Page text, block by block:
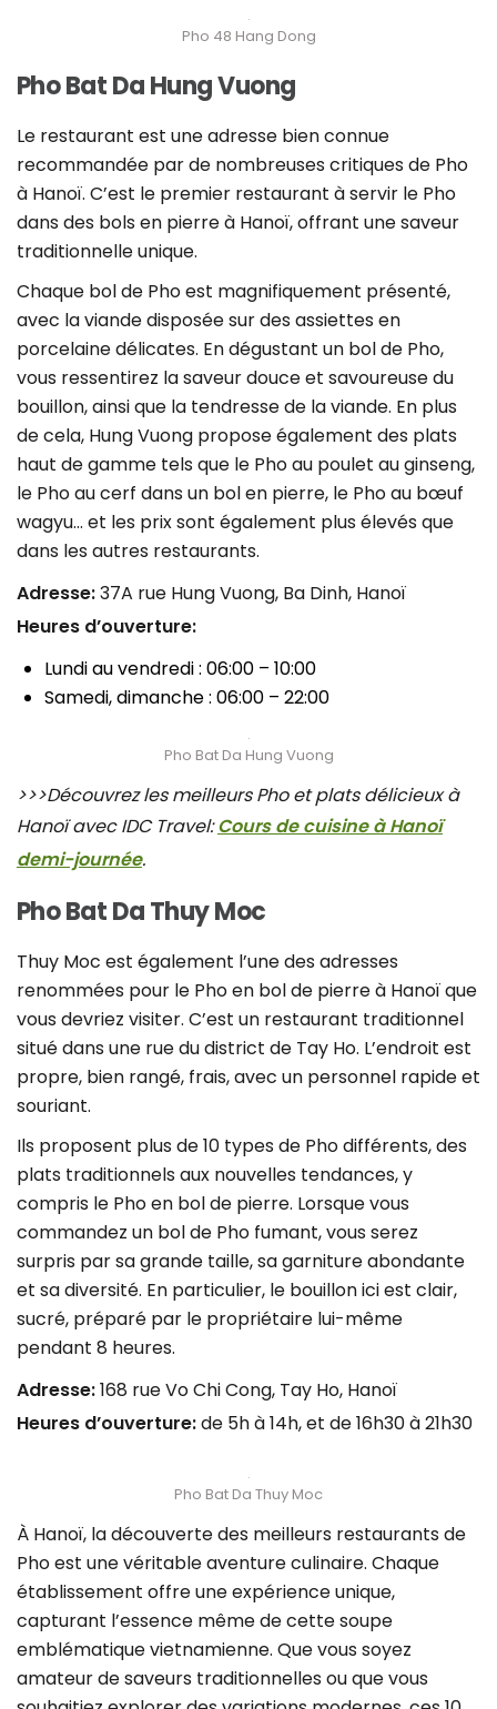
Pho 48 Hang Dong
Pho Bat Da Hung Vuong
Le restaurant est une adresse bien connue
recommandée par de nombreuses critiques de Pho
à Hanoï. C’est le premier restaurant à servir le Pho
dans des bols en pierre à Hanoï, offrant une saveur
traditionnelle unique.
Chaque bol de Pho est magnifiquement présenté,
avec la viande disposée sur des assiettes en
porcelaine délicates. En dégustant un bol de Pho,
vous ressentirez la saveur douce et savoureuse du
bouillon, ainsi que la tendresse de la viande. En plus
de cela, Hung Vuong propose également des plats
haut de gamme tels que le Pho au poulet au ginseng,
le Pho au cerf dans un bol en pierre, le Pho au bœuf
wagyu… et les prix sont également plus élevés que
dans les autres restaurants.
Adresse:37A rue Hung Vuong, Ba Dinh, Hanoï
Heures d’ouverture:
Lundi au vendredi : 06:00 – 10:00
Samedi, dimanche : 06:00 – 22:00
Pho Bat Da Hung Vuong
>>>Découvrez les meilleurs Pho et plats délicieux à
Hanoï avec IDC Travel:Cours de cuisine à Hanoï
demi-journée.
Pho Bat Da Thuy Moc
Thuy Moc est également l’une des adresses
renommées pour le Pho en bol de pierre à Hanoï que
vous devriez visiter. C’est un restaurant traditionnel
situé dans une rue du district de Tay Ho. L’endroit est
propre, bien rangé, frais, avec un personnel rapide et
souriant.
Ils proposent plus de 10 types de Pho différents, des
plats traditionnels aux nouvelles tendances, y
compris le Pho en bol de pierre. Lorsque vous
commandez un bol de Pho fumant, vous serez
surpris par sa grande taille, sa garniture abondante
et sa diversité. En particulier, le bouillon ici est clair,
sucré, préparé par le propriétaire lui-même
pendant 8 heures.
Adresse:168 rue Vo Chi Cong, Tay Ho, Hanoï
Heures d’ouverture:de 5h à 14h, et de 16h30 à 21h30
Pho Bat Da Thuy Moc
À Hanoï, la découverte des meilleurs restaurants de
Pho est une véritable aventure culinaire. Chaque
établissement offre une expérience unique,
capturant l’essence même de cette soupe
emblématique vietnamienne. Que vous soyez
amateur de saveurs traditionnelles ou que vous